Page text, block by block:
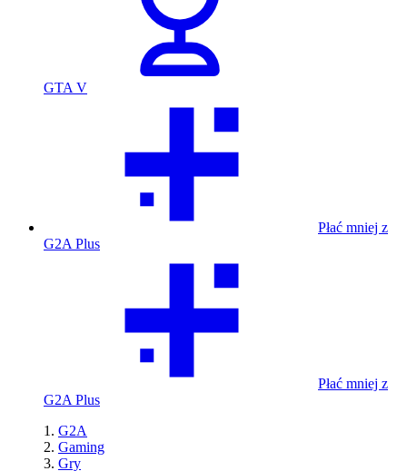
GTA V
Płać mniej z
G2A Plus
Płać mniej z
G2A Plus
G2A
Gaming
Gry